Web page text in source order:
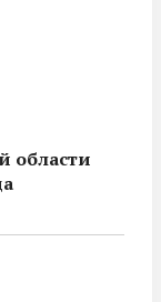
области